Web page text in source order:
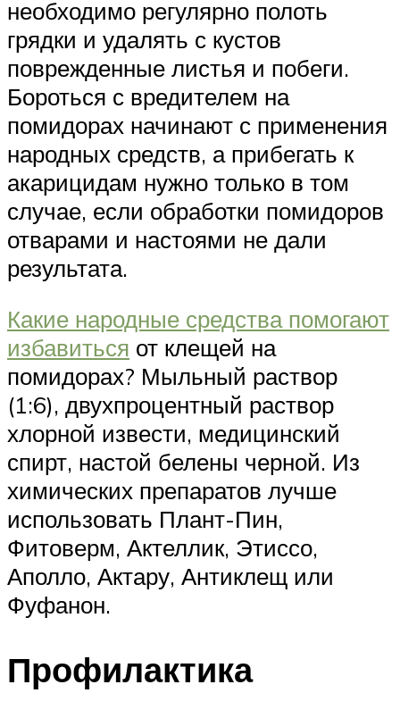
необходимо регулярно полоть
грядки и удалять с кустов
поврежденные листья и побеги.
Бороться с вредителем на
помидорах начинают с применения
народных средств, а прибегать к
акарицидам нужно только в том
случае, если обработки помидоров
отварами и настоями не дали
результата.
Какие народные средства помогают
избавиться от клещей на
помидорах? Мыльный раствор
(1:6), двухпроцентный раствор
хлорной извести, медицинский
спирт, настой белены черной. Из
химических препаратов лучше
использовать Плант-Пин,
Фитоверм, Актеллик, Этиссо,
Аполло, Актару, Антиклещ или
Фуфанон.
Профилактика